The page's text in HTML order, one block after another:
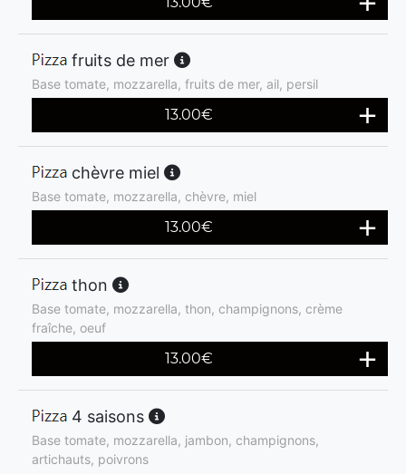
fruits de mer
Base tomate, mozzarella, fruits de mer, ail, persil
13.00€
chèvre miel
Base tomate, mozzarella, chèvre, miel
13.00€
thon
Base tomate, mozzarella, thon, champignons, crème
fraîche, oeuf
13.00€
4 saisons
Base tomate, mozzarella, jambon, champignons,
artichauts, poivrons